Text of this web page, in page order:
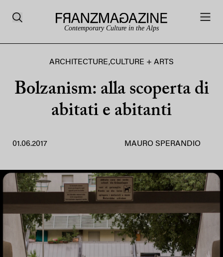
Contemporary Culture in the Alps
ARCHITECTURE,CULTURE + ARTS
Bolzanism: alla scoperta di
abitati e abitanti
01.06.2017 MAURO SPERANDIO